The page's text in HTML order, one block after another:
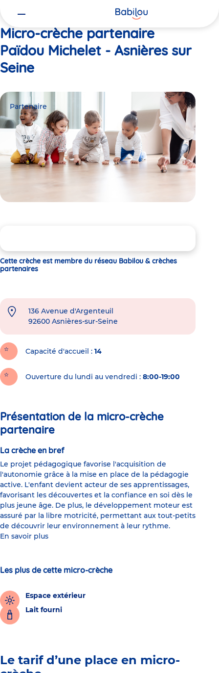
Micro-crèche partenaire
Païdou Michelet - Asnières sur
Seine
Partenaire
Cette crèche est membre du réseau Babilou & crèches
partenaires
136 Avenue d'Argenteuil
92600 Asnières-sur-Seine
Capacité d'accueil 14
Ouverture du lundi au vendredi : 8:00-19:00
Présentation de la micro-crèche
partenaire
La crèche en bref
Le projet pédagogique favorise l'acquisition de
l'autonomie grâce à la mise en place de la pédagogie
active. L'enfant devient acteur de ses apprentissages,
favorisant les découvertes et la confiance en soi dès le
plus jeune âge. De plus, le développement moteur est
assuré par la libre motricité, permettant aux tout-petits
de découvrir leur environnement à leur rythme.
En savoir plus
Les plus de cette micro-crèche
Espace extérieur
Lait fourni
Le tarif d’une place en micro-